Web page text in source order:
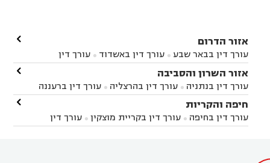
אזור הדרום
עורך דין בבאר שבע  עורך דין באשדוד 
עורך דין
באשקלון
עורך דין בבאר טוביה עורך דין בגן יבנה
עורך דין בניר הבנים עורך דין בערד
זיקים
עורך דין בנתיבות עורך דין בקרית מלאכי

אזור השרון והסביבה
עורך דין בנתניה  עורך דין בהרצליה  עורך דין ברעננה
עורך דין בחדרה עורך דין בכפר סבא
עורך דין בהוד
השרון
עורך דין באבן יהודה
עורך דין בחריש  עורך דין בקיסריה  עורך דין בקדימה

חיפה והקריות
עורך דין בחיפה  עורך דין בקריית מוצקין 
עורך דין
בקרית מוצקין
עורך דין בקריית אתא
עורך דין
